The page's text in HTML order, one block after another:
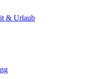
& Urlaub